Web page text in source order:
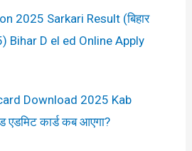
2025 Sarkari Result (बिहार
Bihar D el ed Online Apply
Download 2025 Kab
एडमिट कार्ड कब आएगा?